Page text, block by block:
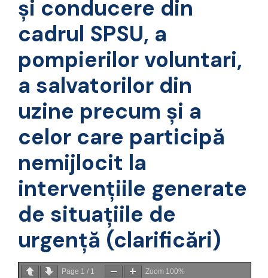
și conducere din
cadrul SPSU, a
pompierilor voluntari,
a salvatorilor din
uzine precum și a
celor care participă
nemijlocit la
intervențiile generate
de situațiile de
urgență (clarificări)
Page 1 / 1 Zoom 100%